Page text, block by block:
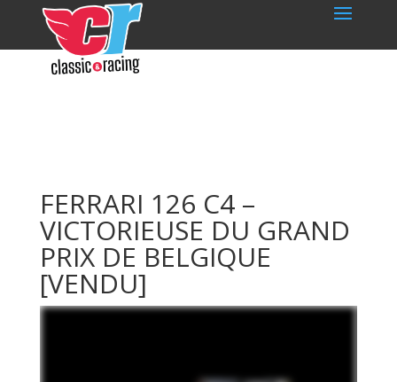
FERRARI 126 C4 –
VICTORIEUSE DU GRAND
PRIX DE BELGIQUE
[VENDU]